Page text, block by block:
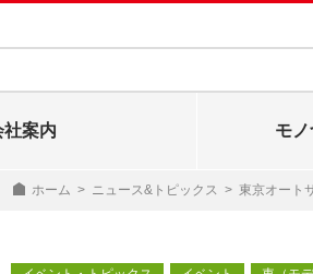
社案内 モ
ホーム > ニュース&トピックス > 東京オート